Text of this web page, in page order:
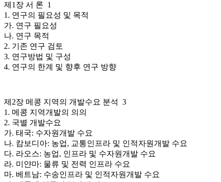
제1장 서 론 1
1. 연구의 필요성 및 목적
가. 연구 필요성
나. 연구 목적
2. 기존 연구 검토
3. 연구방법 및 구성
4. 연구의 한계 및 향후 연구 방향
제2장 메콩 지역의 개발수요 분석 3
1. 메콩 지역개발의 의의
2. 국별 개발수요
가. 태국: 수자원개발 수요
나. 캄보디아: 농업, 교통인프라 및 인적자원개발 수요
다. 라오스: 농업, 인프라 및 수자원개발 수요
라. 미얀마: 물류 및 전력 인프라 수요
마. 베트남: 수송인프라 및 인적자원개발 수요